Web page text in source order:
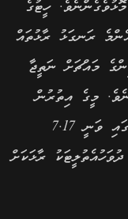
ހީޓުގެ
ރަނގަޅު ރާޅުތައް
މައްޗަށް ނަތީޖާ
މީގެ އިތުރުން
އިޔާން ސެމީ ފައިނަލުގައި ފުރަތަމަ އެޅި ރާޅުގައި ވަނީ 7.17
ރާޅަކަށް